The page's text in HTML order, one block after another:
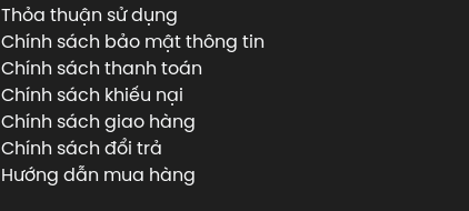
Thỏa thuận sử dụng
Chính sách bảo mật thông tin
Chính sách thanh toán
Chính sách khiếu nại
Chính sách giao hàng
Chính sách đổi trả
Hướng dẫn mua hàng